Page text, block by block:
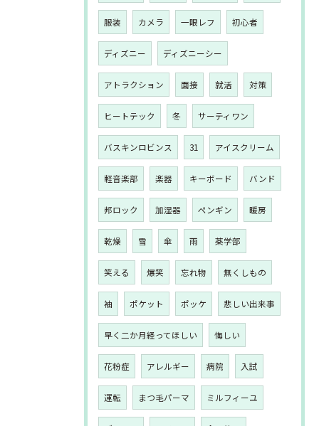
服装 カメラ 一眼レフ 初心者
ディズニー ディズニーシー
アトラクション 面接 就活 対策
ヒートテック 冬 サーティワン
バスキンロビンス 31 アイスクリーム
軽音楽部 楽器 キーボード バンド
邦ロック 加湿器 ペンギン 暖房
乾燥 雪 傘 雨 薬学部
笑える 爆笑 忘れ物 無くしもの
袖 ポケット ポッケ 悲しい出来事
早く二か月経ってほしい 悔しい
花粉症 アレルギー 病院 入試
運転 まつ毛パーマ ミルフィーユ